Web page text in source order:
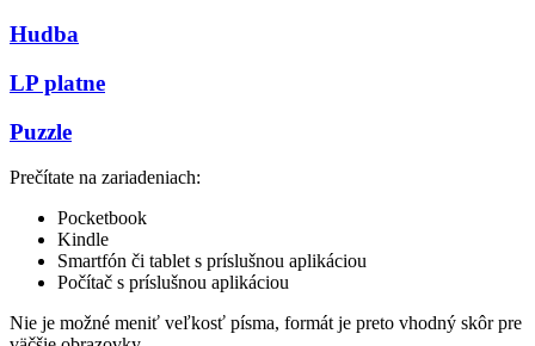
Hudba
LP platne
Puzzle
Prečítate na zariadeniach:
Pocketbook
Kindle
Smartfón či tablet s príslušnou aplikáciou
Počítač s príslušnou aplikáciou
Nie je možné meniť veľkosť písma, formát je preto vhodný skôr pre